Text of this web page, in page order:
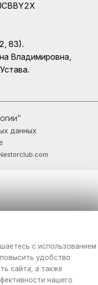
83).
Владимировна,
данных
с использованием
удобство
сайта, а также
нашего